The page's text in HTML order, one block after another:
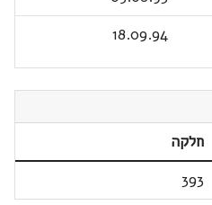
18.09.94
חלקה
393